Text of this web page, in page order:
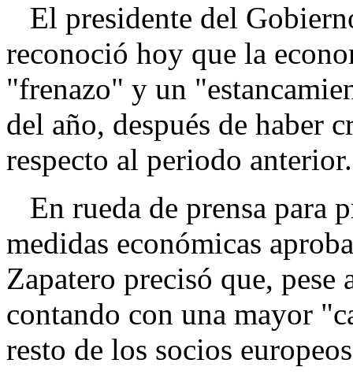
El presidente del
reconoció hoy que la
"frenazo" y un
del año, después de haber
respecto al periodo anterior.
En rueda de prensa para
medidas económicas
Zapatero precisó que, pese
contando con una mayor
resto de los socios